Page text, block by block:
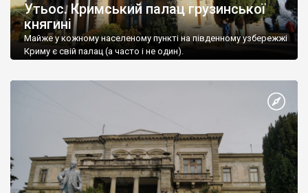
Утьос. Кримський палац грузинської
княгині
Майже у кожному населеному пункті на південному узбережжі
Криму є свій палац (а часто і не один).